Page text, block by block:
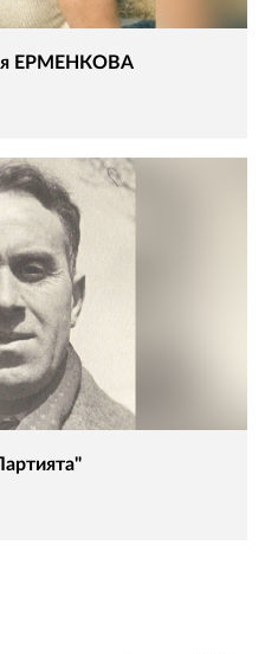
ЕРМЕНКОВА